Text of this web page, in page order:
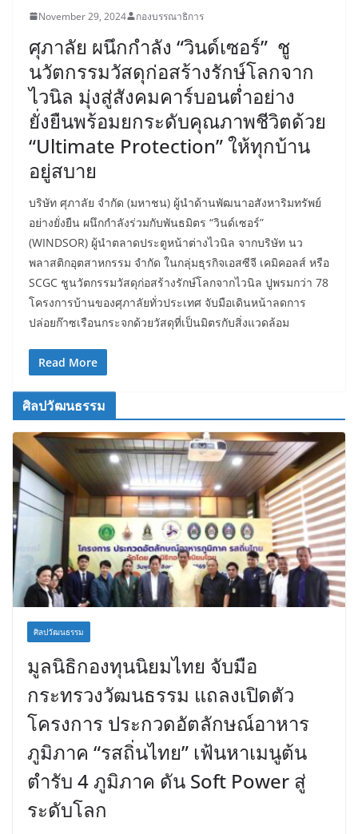
November 29, 2024 กองบรรณาธิการ
ศุภาลัย ผนึกกำลัง “วินด์เซอร์” ชู
นวัตกรรมวัสดุก่อสร้างรักษ์โลกจาก
ไวนิล มุ่งสู่สังคมคาร์บอนต่ำอย่าง
ยั่งยืนพร้อมยกระดับคุณภาพชีวิตด้วย
“Ultimate Protection” ให้ทุกบ้าน
อยู่สบาย
บริษัท ศุภาลัย จำกัด (มหาชน) ผู้นำด้านพัฒนาอสังหาริมทรัพย์
อย่างยั่งยืน ผนึกกำลังร่วมกับพันธมิตร “วินด์เซอร์”
(WINDSOR) ผู้นำตลาดประตูหน้าต่างไวนิล จากบริษัท นว
พลาสติกอุตสาหกรรม จำกัด ในกลุ่มธุรกิจเอสซีจี เคมิคอลส์ หรือ
SCGC ชูนวัตกรรมวัสดุก่อสร้างรักษ์โลกจากไวนิล ปูพรมกว่า 78
โครงการบ้านของศุภาลัยทั่วประเทศ จับมือเดินหน้าลดการ
ปล่อยก๊าซเรือนกระจกด้วยวัสดุที่เป็นมิตรกับสิ่งแวดล้อม
Read More
ศิลปวัฒนธรรม
ศิลปวัฒนธรรม
มูลนิธิกองทุนนิยมไทย จับมือ
กระทรวงวัฒนธรรม แถลงเปิดตัว
โครงการ ประกวดอัตลักษณ์อาหาร
ภูมิภาค “รสถิ่นไทย” เฟ้นหาเมนูต้น
ตำรับ 4 ภูมิภาค ดัน Soft Power สู่
ระดับโลก